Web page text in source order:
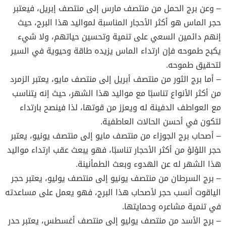
– وعن برج الحمل من منتصف مارس إلى منتصف إبريل، فيعتبر
حجر الماس هو أكثر الأحجار المناسبة لمواليد هذا البرج، حيث
إنهم دائمين السعي على تنمية وتحسين حياتهم، ولا شيء
يكبح طموحه فإن ارتداء الماس يزيده طاقة وحيوية في السير
لتحقيق طموحه.
– أما برج الثور من منتصف أبريل إلى منتصف مايو، يعتبر الزمرد
من أكثر الأنواع تناسبًا مع مواليد هذا الشهر، حيث إنه يتناسب
مع العواطف الدفينة له ويعزز من قوتها، لذا فينصح بارتداء
لتكون في أحسن الحالات العاطفية.
– أصحاب برج الجوزاء من منتصف مايو إلى منتصف يونيو، يعتبر
حجر اللؤلؤ من أكثر الأحجار تناسبًا، فهو يبعث عقب ارتداء مواليد
هذا الشهر له عن الهدوء وبعث الطمأنينة.
– برج السرطان من منتصف يونيو إلى منتصف يوليو، يعتبر حجر
الياقوت أنسب حجر لأصحاب هذا البرج، فهو يعمل على مساعدته
في تنمية مشاعره وحمايتها.
– برج الأسد من منتصف يوليو إلى منتصف أغسطس، يعتبر حدر